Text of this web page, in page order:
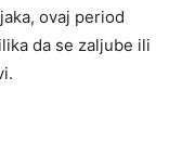
ovaj period
da se zaljube ili